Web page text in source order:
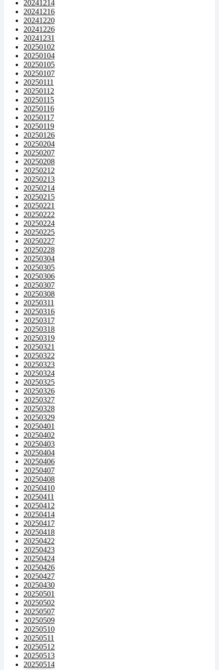
20241214
20241216
20241220
20241226
20241231
20250102
20250104
20250105
20250107
20250111
20250112
20250115
20250116
20250117
20250119
20250126
20250204
20250207
20250208
20250212
20250213
20250214
20250215
20250221
20250222
20250224
20250225
20250227
20250228
20250304
20250305
20250306
20250307
20250308
20250311
20250316
20250317
20250318
20250319
20250321
20250322
20250323
20250324
20250325
20250326
20250327
20250328
20250329
20250401
20250402
20250403
20250404
20250406
20250407
20250408
20250410
20250411
20250412
20250414
20250417
20250418
20250422
20250423
20250424
20250426
20250427
20250430
20250501
20250502
20250507
20250509
20250510
20250511
20250512
20250513
20250514